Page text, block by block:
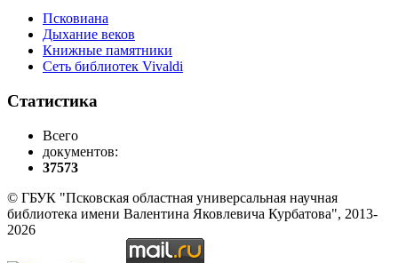
Псковиана
Дыхание веков
Книжные памятники
Сеть библиотек Vivaldi
Статистика
Всего
документов:
37573
© ГБУК "Псковская областная универсальная научная
библиотека имени Валентина Яковлевича Курбатова", 2013-
2026